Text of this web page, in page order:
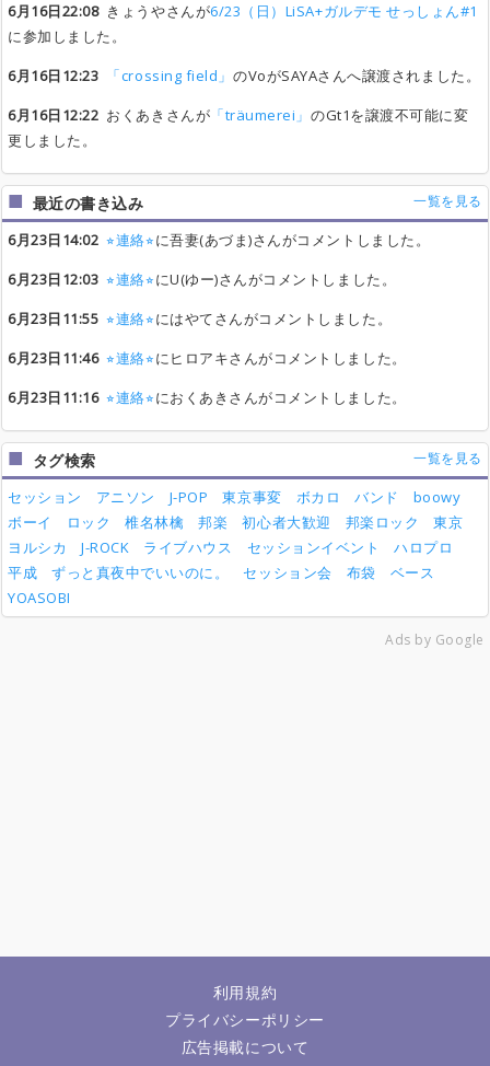
6月16日22:08きょうやさんが6/23（日）LiSA+ガルデモ せっしょん#1
に参加しました。
6月16日12:23
「crossing field」 のVoがSAYAさんへ譲渡されました。
6月16日12:22 おくあきさんが 「träumerei」のGt1を譲渡不可能に変
更しました。
最近の書き込み 一覧を見る
6月23日14:02 ⭐︎連絡⭐︎に吾妻(あづま)さんがコメントしました。
6月23日12:03 ⭐︎連絡⭐︎にU(ゆー)さんがコメントしました。
6月23日11:55 ⭐︎連絡⭐︎にはやてさんがコメントしました。
6月23日11:46 ⭐︎連絡⭐︎にヒロアキさんがコメントしました。
6月23日11:16 ⭐︎連絡⭐︎におくあきさんがコメントしました。
タグ検索 一覧を見る
セッション アニソン J-POP 東京事変 ボカロ バンド
boowy
ボーイ
ロック 椎名林檎 邦楽 初心者大歓迎 邦楽ロック
東京
ヨルシカ
J-ROCK ライブハウス セッションイベント
ハロプロ
平成
ずっと真夜中でいいのに。 セッション会 布袋
ベース
YOASOBI
Ads by Google
利用規約
プライバシーポリシー
広告掲載について